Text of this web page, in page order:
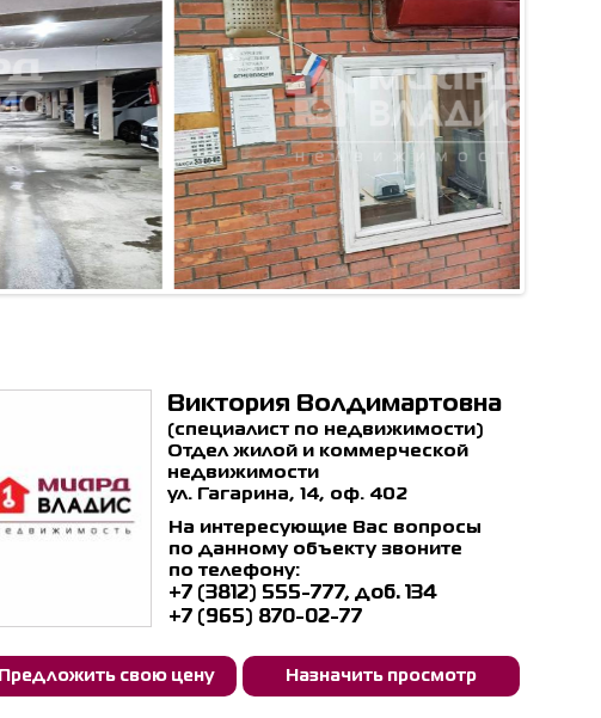
Виктория Волдимартовна
(специалист по недвижимости)
Отдел жилой и коммерческой
недвижимости
ул. Гагарина, 14, оф. 402
На интересующие Вас вопросы
по данному объекту звоните
по телефону:
+7 (3812) 555-777, доб. 134
+7 (965) 870-02-77
Предложить свою цену Назначить просмотр